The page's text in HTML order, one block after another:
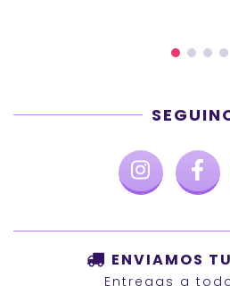
ENVIAMOS
Entregas a